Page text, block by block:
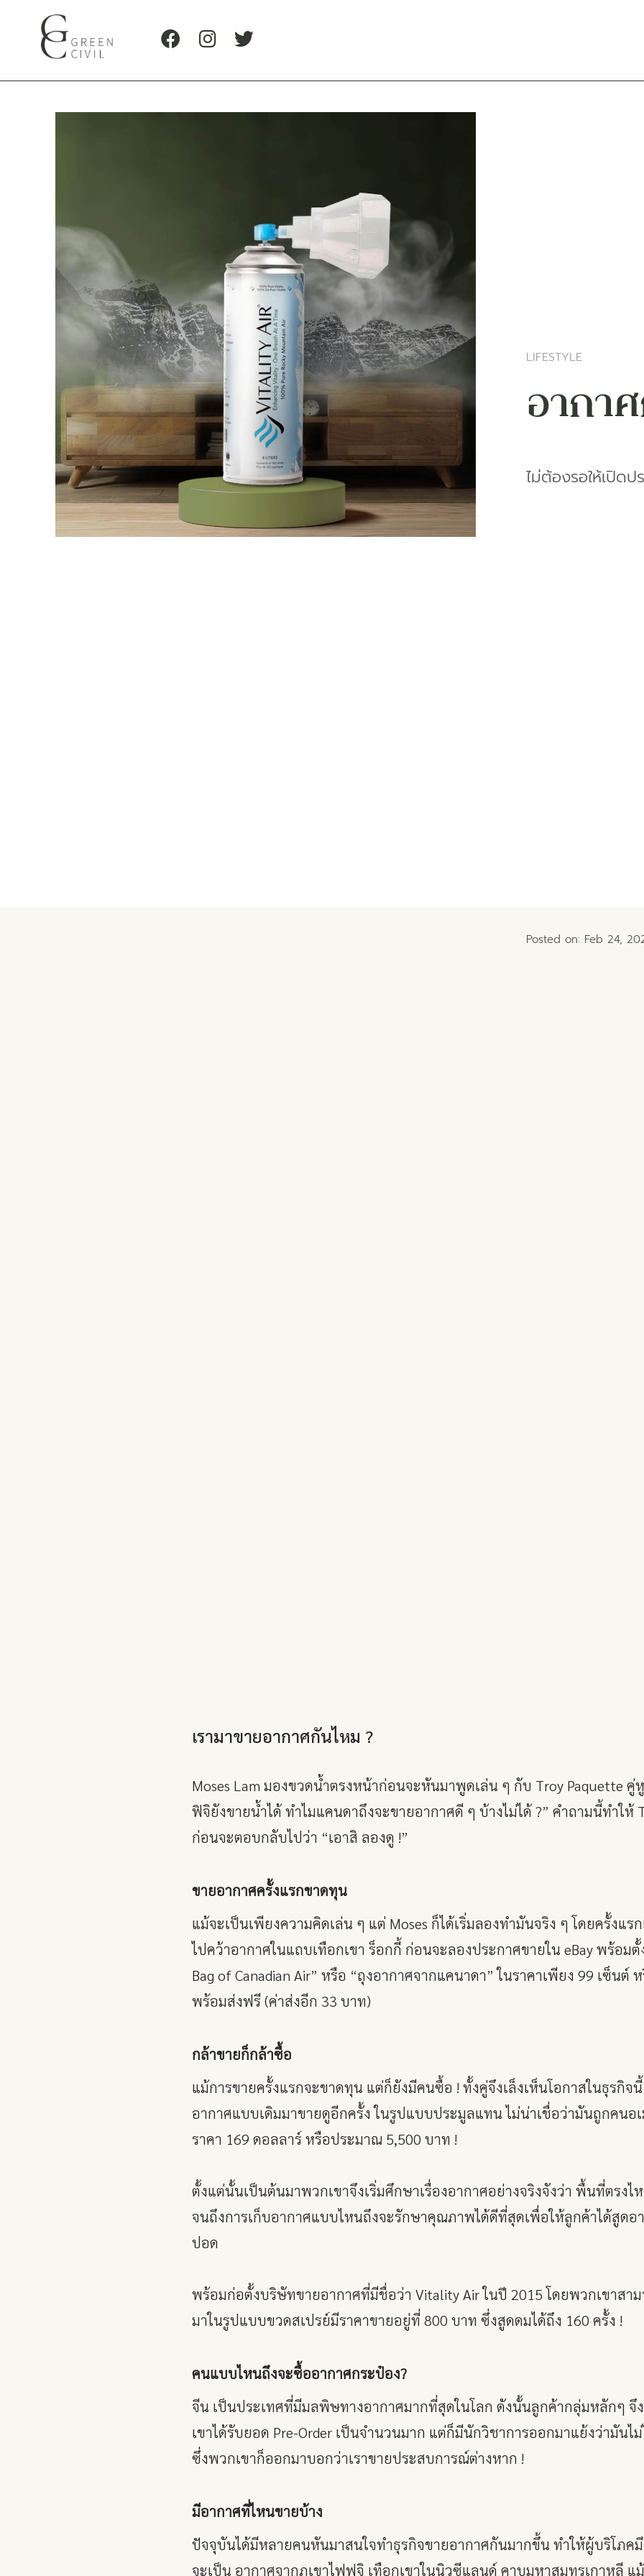
LIFESTYLE
อากา
ไม่ต้องรอให้เปิด
Posted on: Feb 24,
เรามาขายอากาศกันไหม ?
Moses Lam มองขวดน้ำตรงหน้าก่อนจะหันมาพูดเล่น ๆ กับ Troy Paquette คู่หู
ฟิจิยังขายน้ำได้ ทำไมแคนดาถึงจะขายอากาศดี ๆ บ้างไม่ได้ ?” คำถามนี้ทำให้
ก่อนจะตอบกลับไปว่า “เอาสิ ลองดู !”
ขายอากาศครั้งแรกขาดทุน
แม้จะเป็นเพียงความคิดเล่น ๆ แต่ Moses ก็ได้เริ่มลองทำมันจริง ๆ โดยครั้งแร
ไปคว้าอากาศในแถบเทือกเขา ร็อกกี้ ก่อนจะลองประกาศขายใน eBay พร้อม
Bag of Canadian Air” หรือ “ถุงอากาศจากแคนาดา” ในราคาเพียง 99 เซ็นต์
พร้อมส่งฟรี (ค่าส่งอีก 33 บาท)
กล้าขายก็กล้าซื้อ
แม้การขายครั้งแรกจะขาดทุน แต่ก็ยังมีคนซื้อ ! ทั้งคู่จึงเล็งเห็นโอกาสในธุรกิจ
อากาศแบบเดิมมาขายดูอีกครั้ง ในรูปแบบประมูลแทน ไม่น่าเชื่อว่ามันถูกคนอ
ราคา 169 ดอลลาร์ หรือประมาณ 5,500 บาท !
ตั้งแต่นั้นเป็นต้นมาพวกเขาจึงเริ่มศึกษาเรื่องอากาศอย่างจริงจังว่า พื้นที่ตรงไ
จนถึงการเก็บอากาศแบบไหนถึงจะรักษาคุณภาพได้ดีที่สุดเพื่อให้ลูกค้าได้สูดอ
ปอด
พร้อมก่อตั้งบริษัทขายอากาศที่มีชื่อว่า Vitality Air ในปี 2015 โดยพวกเขาส
มาในรูปแบบขวดสเปรย์มีราคาขายอยู่ที่ 800 บาท ซึ่งสูดดมได้ถึง 160 ครั้ง !
คนแบบไหนถึงจะซื้ออากาศกระป๋อง?
จีน เป็นประเทศที่มีมลพิษทางอากาศมากที่สุดในโลก ดังนั้นลูกค้ากลุ่มหลักๆ จึ
เขาได้รับยอด Pre-Order เป็นจำนวนมาก แต่ก็มีนักวิชาการออกมาแย้งว่ามัน
ซึ่งพวกเขาก็ออกมาบอกว่าเราขายประสบการณ์ต่างหาก !
มีอากาศที่ไหนขายบ้าง
ปัจจุบันได้มีหลายคนหันมาสนใจทำธุรกิจขายอากาศกันมากขึ้น ทำให้ผู้บริโภค
จะเป็น อากาศจากภูเขาไฟฟูจิ เทือกเขาในนิวซีแลนด์ คาบมหาสมุทรเกาหลี แ